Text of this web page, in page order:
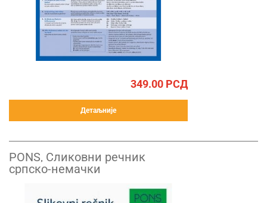
349.00 РСД
Детаљније
PONS, Сликовни речник
српско-немачки